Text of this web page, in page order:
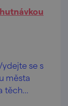
se s
města
těch